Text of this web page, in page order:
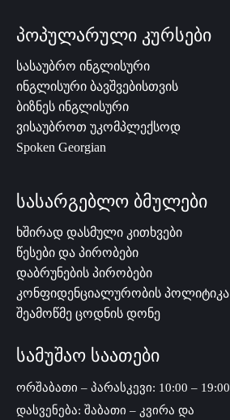
პოპულარული კურსები
სასაუბრო ინგლისური
ინგლისური ბავშვებისთვის
ბიზნეს ინგლისური
ვისაუბროთ უკომპლექსოდ
Spoken Georgian
სასარგებლო ბმულები
ხშირად დასმული კითხვები
წესები და პირობები
დაბრუნების პირობები
კონფიდენციალურობის პოლიტიკა
შეამოწმე ცოდნის დონე
სამუშაო საათები
ორშაბათი – პარასკევი: 10:00 – 19:00
დასვენება: შაბათი – კვირა და